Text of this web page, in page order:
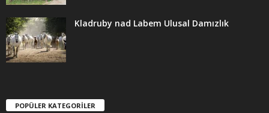
Kladruby nad Labem Ulusal Damızlık
POPÜLER KATEGORİLER